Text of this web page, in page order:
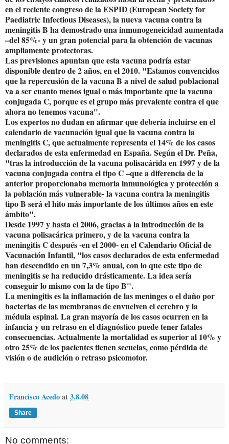
en el reciente congreso de la ESPID (European Society for
Paediatric Infectious Diseases), la nueva vacuna contra la
meningitis B ha demostrado una inmunogeneicidad aumentada
–del 85%- y un gran potencial para la obtención de vacunas
ampliamente protectoras.
Las previsiones apuntan que esta vacuna podría estar
disponible dentro de 2 años, en el 2010. "Estamos convencidos
que la repercusión de la vacuna B a nivel de salud poblacional
va a ser cuanto menos igual o más importante que la vacuna
conjugada C, porque es el grupo más prevalente contra el que
ahora no tenemos vacuna".
Los expertos no dudan en afirmar que debería incluirse en el
calendario de vacunación igual que la vacuna contra la
meningitis C, que actualmente representa el 14% de los casos
declarados de esta enfermedad en España. Según el Dr. Peña,
"tras la introducción de la vacuna polisacárida en 1997 y de la
vacuna conjugada contra el tipo C –que a diferencia de la
anterior proporcionaba memoria inmunológica y protección a
la población más vulnerable- la vacuna contra la meningitis
tipo B será el hito más importante de los últimos años en este
ámbito".
Desde 1997 y hasta el 2006, gracias a la introducción de la
vacuna polisacárica primero, y de la vacuna contra la
meningitis C después -en el 2000- en el Calendario Oficial de
Vacunación Infantil, "los casos declarados de esta enfermedad
han descendido en un 7,3% anual, con lo que este tipo de
meningitis se ha reducido drásticamente. La idea sería
conseguir lo mismo con la de tipo B".
La meningitis es la inflamación de las meninges o el daño por
bacterias de las membranas de envuelven el cerebro y la
médula espinal. La gran mayoría de los casos ocurren en la
infancia y un retraso en el diagnóstico puede tener fatales
consecuencias. Actualmente la mortalidad es superior al 10% y
otro 25% de los pacientes tienen secuelas, como pérdida de
visión o de audición o retraso psicomotor.
Francisco Acedoat3.8.08
Share
No comments: